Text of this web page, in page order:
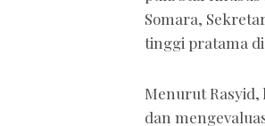
Somara,
tinggi pratama
Menurut
dan